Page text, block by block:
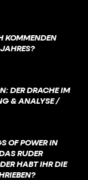
KOMMENDEN
DER DRACHE IM
& ANALYSE /
OF POWER IN
RUDER
HABT IHR DIE